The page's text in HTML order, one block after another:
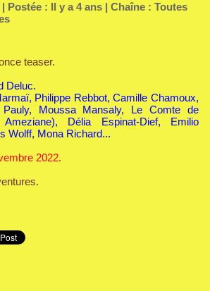
Postée : Il y a 4 ans | Chaîne : Toutes
teaser.
Deluc.
Philippe Rebbot, Camille Chamoux,
Moussa Mansaly, Le Comte de
Délia Espinat-Dief, Emilio
Wolff, Mona Richard...
2022.